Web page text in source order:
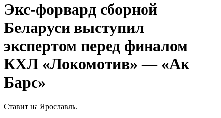
Экс-форвард сборной
Беларуси выступил
экспертом перед финалом
КХЛ «Локомотив» — «Ак
Барс»
Ставит на Ярославль.